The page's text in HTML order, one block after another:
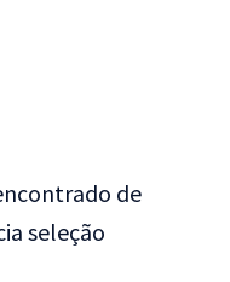
de
seleção